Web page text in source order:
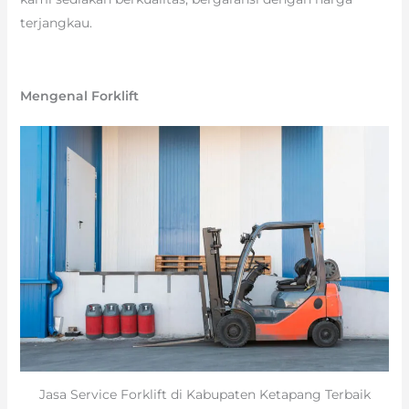
terjangkau.
Mengenal Forklift
Jasa Service Forklift di Kabupaten Ketapang Terbaik